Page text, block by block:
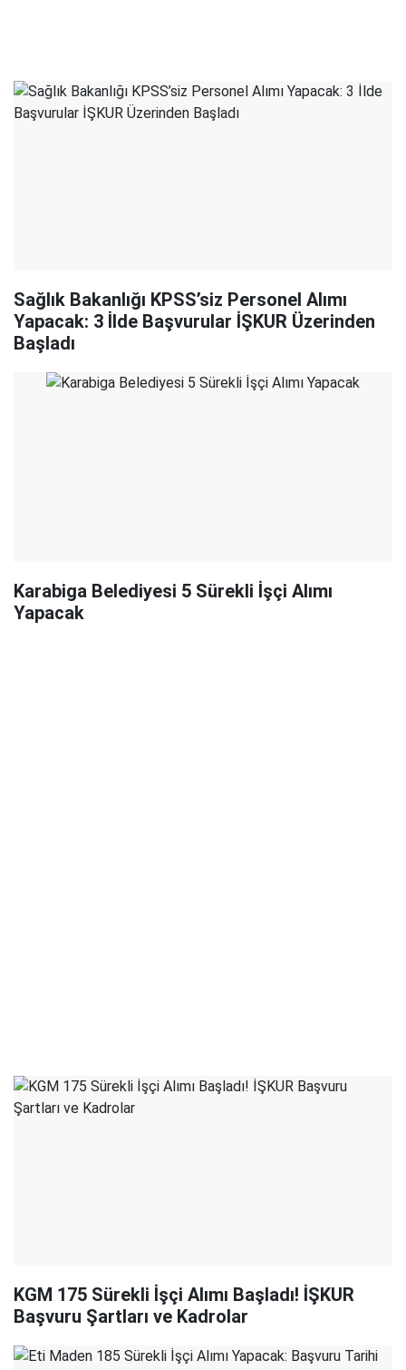
Sağlık Bakanlığı KPSS’siz Personel Alımı
Yapacak: 3 İlde Başvurular İŞKUR Üzerinden
Başladı
Karabiga Belediyesi 5 Sürekli İşçi Alımı
Yapacak
KGM 175 Sürekli İşçi Alımı Başladı! İŞKUR
Başvuru Şartları ve Kadrolar